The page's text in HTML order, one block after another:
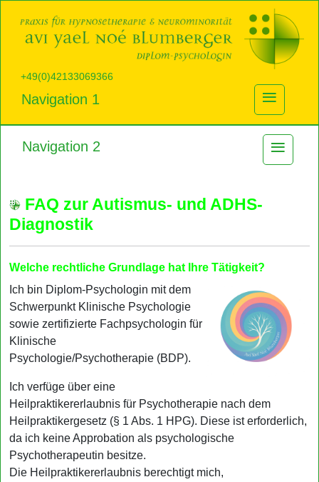
+49(0)42133069366
Navigation 1 ≡
Navigation 2 ≡
FAQ zur Autismus- und ADHS-
Diagnostik
Welche rechtliche Grundlage hat Ihre Tätigkeit?
Ich bin Diplom-Psychologin mit dem
Schwerpunkt Klinische Psychologie
sowie zertifizierte Fachpsychologin für
Klinische
Psychologie/Psychotherapie (BDP).
Ich verfüge über eine
Heilpraktikererlaubnis für Psychotherapie nach dem
Heilpraktikergesetz (§ 1 Abs. 1 HPG). Diese ist erforderlich,
da ich keine Approbation als psychologische
Psychotherapeutin besitze.
Die Heilpraktikererlaubnis berechtigt mich,